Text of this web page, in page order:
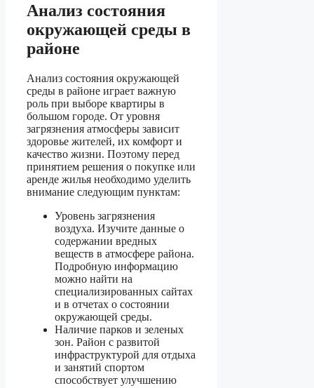
Анализ состояния
окружающей среды в
районе
Анализ состояния окружающей
среды в районе играет важную
роль при выборе квартиры в
большом городе. От уровня
загрязнения атмосферы зависит
здоровье жителей, их комфорт и
качество жизни. Поэтому перед
принятием решения о покупке или
аренде жилья необходимо уделить
внимание следующим пунктам:
Уровень загрязнения
воздуха. Изучите данные о
содержании вредных
веществ в атмосфере района.
Подробную информацию
можно найти на
специализированных сайтах
и в отчетах о состоянии
окружающей среды.
Наличие парков и зеленых
зон. Район с развитой
инфраструктурой для отдыха
и занятий спортом
способствует улучшению